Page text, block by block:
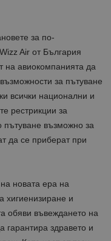
за по-
Air от България
на авиокомпанията да
за пътуване
всички национални и
рестрикции за
пътуване възможно за
да се приберат при
новата ера на
хигиенизиране и
обяви въвеждането на
гарантира здравето и